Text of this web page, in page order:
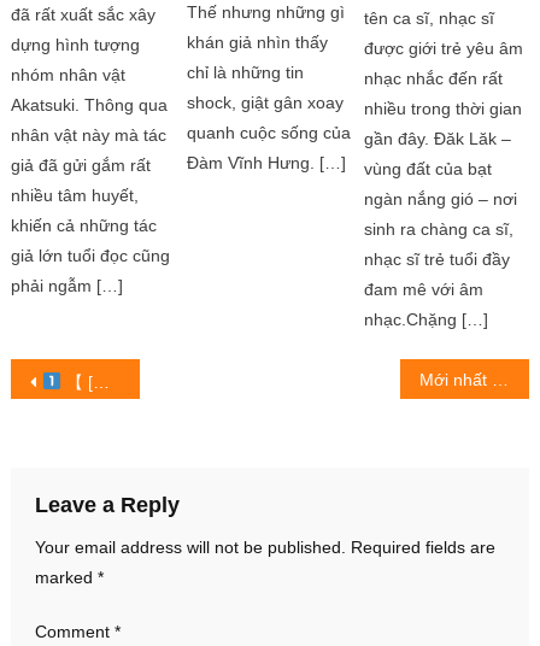
đã rất xuất sắc xây
dựng hình tượng
nhóm nhân vật
Akatsuki. Thông qua
nhân vật này mà tác
giả đã gửi gắm rất
nhiều tâm huyết,
khiến cả những tác
giả lớn tuổi đọc cũng
phải ngẫm […]
Thế nhưng những gì
khán giả nhìn thấy
chỉ là những tin
shock, giật gân xoay
quanh cuộc sống của
Đàm Vĩnh Hưng. […]
tên ca sĩ, nhạc sĩ
được giới trẻ yêu âm
nhạc nhắc đến rất
nhiều trong thời gian
gần đây. Đăk Lăk –
vùng đất của bạt
ngàn nắng gió – nơi
sinh ra chàng ca sĩ,
nhạc sĩ trẻ tuổi đầy
đam mê với âm
nhạc.Chặng […]
Post【 [GAME 1] SEEYOUSOON Vs RED CANIDS ក្នុង ការប្រកួត M3 MLBB World Championship 2021 Mới nhất drama giữa Ruler và tuyển thủ HLE
Leave a Reply
Your email address will not be published. Required fields are
marked *
Comment *